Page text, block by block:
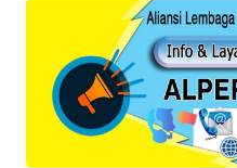
NEWS
SITUNGIR